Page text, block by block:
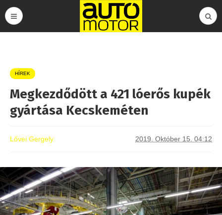
HÍREK
Megkezdődött a 421 lóerős kupék
gyártása Kecskeméten
Lővei Gergely 2019. Október 15. 04:12